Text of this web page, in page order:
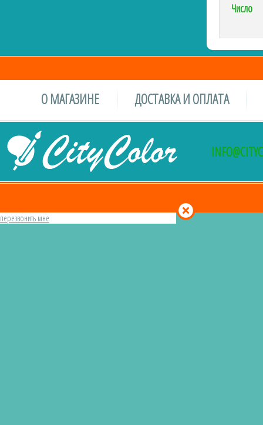
Число
О МАГАЗИНЕ ДОСТАВКА И ОПЛАТА
перезвонить мне